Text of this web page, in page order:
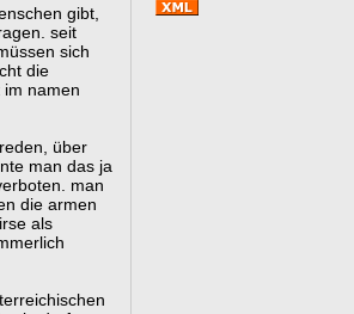
gibt,
seit
sich
die
namen
über
man das ja
man
die armen
als